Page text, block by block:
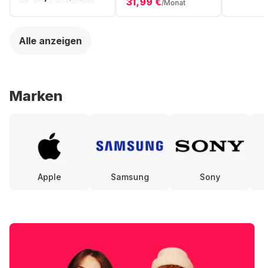
/Monat
Alle anzeigen
Marken
Apple Samsung Sony